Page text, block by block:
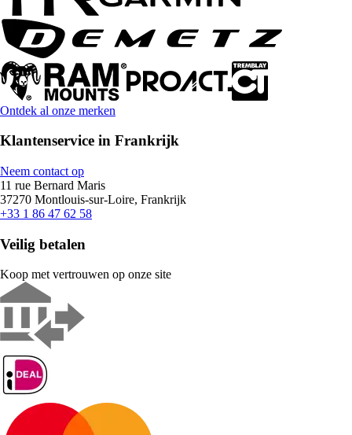
Ontdek al onze merken
Klantenservice in Frankrijk
Neem contact op
11 rue Bernard Maris
37270 Montlouis-sur-Loire, Frankrijk
+33 1 86 47 62 58
Veilig betalen
Koop met vertrouwen op onze site